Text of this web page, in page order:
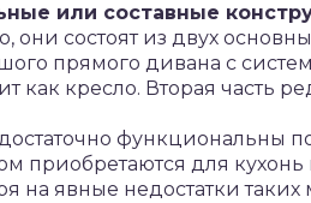
или составные
они состоят из двух
прямого дивана с
как кресло. Вторая часть
функциональны
приобретаются для
на явные недостатки